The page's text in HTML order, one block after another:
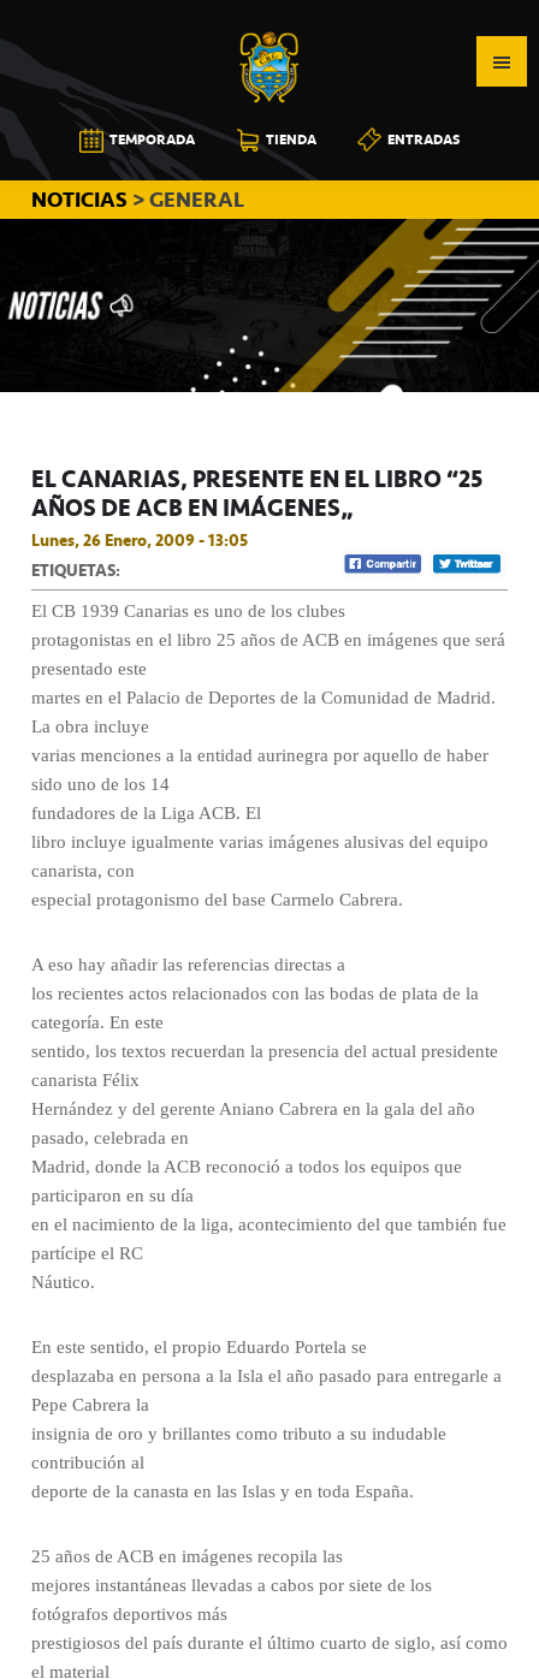
a
la
navegación
principal
al
contenido
principal
a
la
barra
lateral
principal
CB
CANARIAS
TEMPORADA TIENDA ENTRADAS
NOTICIAS > GENERAL
EL CANARIAS, PRESENTE EN EL LIBRO “25
AÑOS DE ACB EN IMÁGENES”
Lunes, 26 Enero, 2009 - 13:05
ETIQUETAS:
El CB 1939 Canarias es uno de los clubes
protagonistas en el libro 25 años de ACB en imágenes que será
presentado este
martes en el Palacio de Deportes de la Comunidad de Madrid.
La obra incluye
varias menciones a la entidad aurinegra por aquello de haber
sido uno de los 14
fundadores de la Liga ACB. El
libro incluye igualmente varias imágenes alusivas del equipo
canarista, con
especial protagonismo del base Carmelo Cabrera.
A eso hay añadir las referencias directas a
los recientes actos relacionados con las bodas de plata de la
categoría. En este
sentido, los textos recuerdan la presencia del actual presidente
canarista Félix
Hernández y del gerente Aniano Cabrera en la gala del año
pasado, celebrada en
Madrid, donde la ACB reconoció a todos los equipos que
participaron en su día
en el nacimiento de la liga, acontecimiento del que también fue
partícipe el RC
Náutico.
En este sentido, el propio Eduardo Portela se
desplazaba en persona a la Isla el año pasado para entregarle a
Pepe Cabrera la
insignia de oro y brillantes como tributo a su indudable
contribución al
deporte de la canasta en las Islas y en toda España.
25 años de ACB en imágenes recopila las
mejores instantáneas llevadas a cabos por siete de los
fotógrafos deportivos más
prestigiosos del país durante el último cuarto de siglo, así como
el material